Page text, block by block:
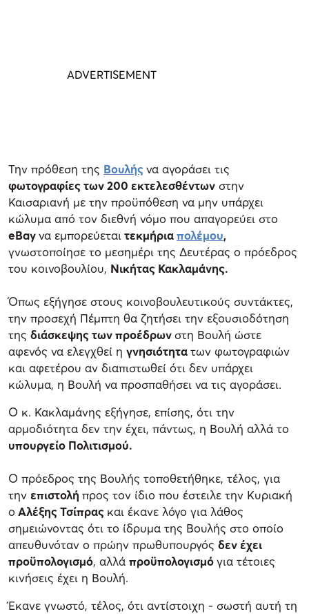
Την πρόθεση της Βουλήςνα αγοράσει τις
φωτογραφίες των 200 εκτελεσθέντων στην
Καισαριανή με την προϋπόθεση να μην υπάρχει
κώλυμα από τον διεθνή νόμο που απαγορεύει στο
eBayνα εμπορεύεταιτεκμήριαπολέμου,
γνωστοποίησε το μεσημέρι της Δευτέρας ο πρόεδρος
του κοινοβουλίου, Νικήτας Κακλαμάνης.
Όπως εξήγησε στους κοινοβουλευτικούς συντάκτες,
την προσεχή Πέμπτη θα ζητήσει την εξουσιοδότηση
της διάσκεψης των προέδρωνστη Βουλή ώστε
αφενός να ελεγχθεί η γνησιότητατων φωτογραφιών
και αφετέρου αν διαπιστωθεί ότι δεν υπάρχει
κώλυμα, η Βουλή να προσπαθήσει να τις αγοράσει.
Ο κ. Κακλαμάνης εξήγησε, επίσης, ότι την
αρμοδιότητα δεν την έχει, πάντως, η Βουλή αλλά το
υπουργείο Πολιτισμού.
Ο πρόεδρος της Βουλής τοποθετήθηκε, τέλος, για
την επιστολή προς τον ίδιο που έστειλε την Κυριακή
ο Αλέξης Τσίπρας και έκανε λόγο για λάθος
σημειώνοντας ότι το ίδρυμα της Βουλής στο οποίο
απευθυνόταν ο πρώην πρωθυπουργός δεν έχει
προϋπολογισμό, αλλά προϋπολογισμόγια τέτοιες
κινήσεις έχει η Βουλή.
Έκανε γνωστό, τέλος, ότι αντίστοιχη - σωστή αυτή τη